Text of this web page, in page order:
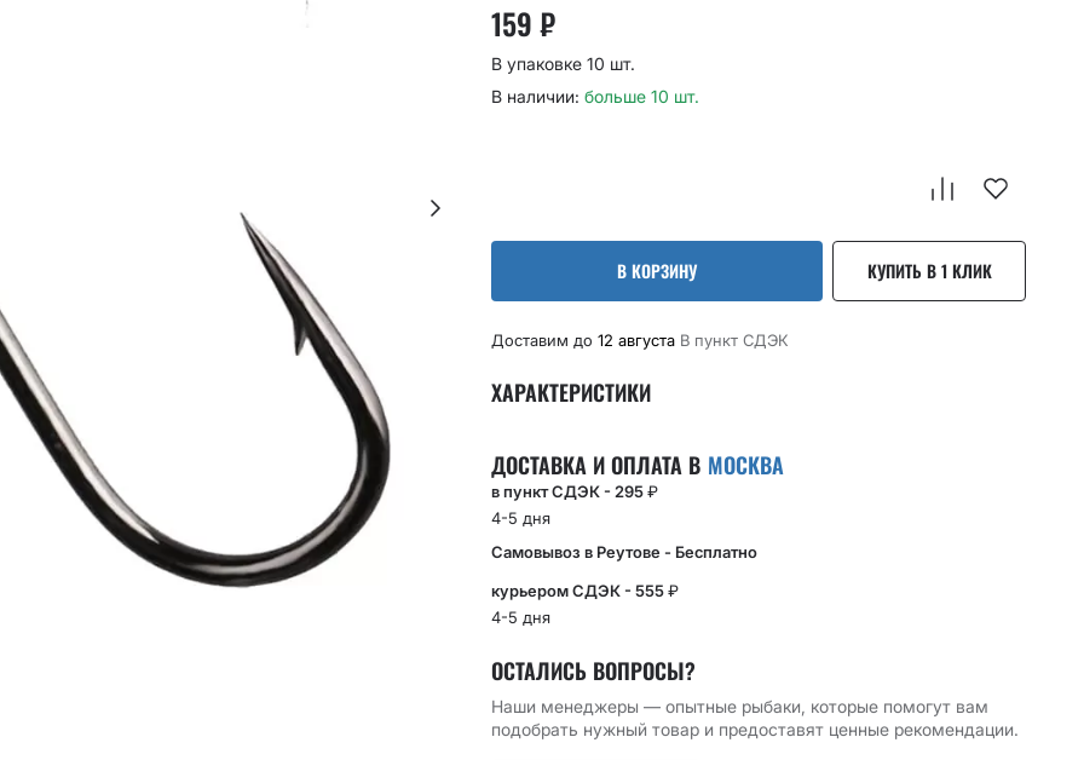
159₽
В упаковке 10 шт.
В наличии: больше 10 шт.
В КОРЗИНУ КУПИТЬ В 1 КЛИК
Доставим до 12 августа В пункт CДЭК
ХАРАКТЕРИСТИКИ
ДОСТАВКА И ОПЛАТА В МОСКВА
в пункт СДЭК - 295₽
4-5 дня
Самовывоз в Реутове - Бесплатно
курьером СДЭК - 555₽
4-5 дня
ОСТАЛИСЬ ВОПРОСЫ?
Наши менеджеры — опытные рыбаки, которые помогут вам
подобрать нужный товар и предоставят ценные рекомендации.